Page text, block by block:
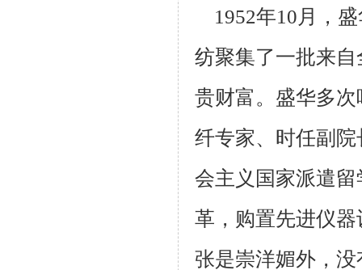
1952年10月，
纺聚集了一批来
贵财富。盛华多次
纤专家、时任副
会主义国家派遣
革，购置先进仪
张是崇洋媚外，没